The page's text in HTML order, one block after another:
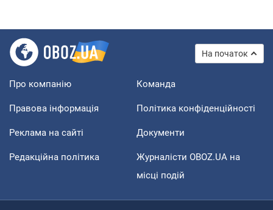
На початок
Про компанію Команда
Правова інформація Політика конфіденційності
Реклама на сайті Документи
Редакційна політика
Журналісти OBOZ.UA на
місці подій